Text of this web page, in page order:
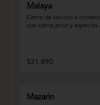
Malaya
Carne de vacuno o
con carne,arroz y especias
$21.890
Mazarin